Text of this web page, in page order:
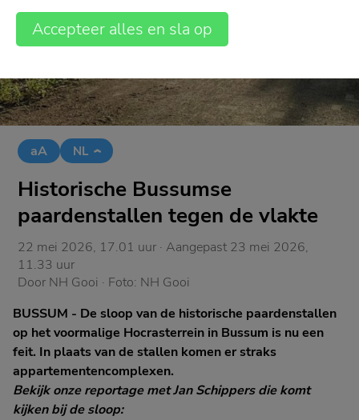
aA NL
Historische Bussumse
paardenstallen tegen de vlakte
22 mei 2026, 17.01 uur · Aangepast23 mei 2026,
11.33 uur
Door NH Gooi · Foto: NH Gooi
BUSSUM - De sloop van de historische paardenstallen
op het voormalige Hocrasterrein in Bussum is nu een
feit. In plaats van de stallen komen er straks
appartementencomplexen.
Bekijk onze reportage met Jan Schippers die komt
kijken bij de sloop:
Accepteer alles en sla op